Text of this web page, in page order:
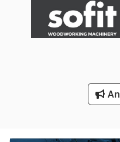
Rectificadora De
Rectificadora De
Rectificadora De
Rectificadoras De Ejes